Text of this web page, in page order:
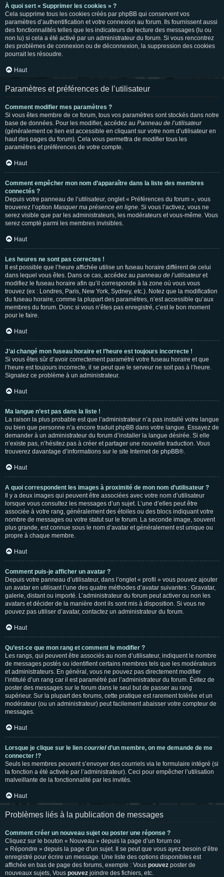
À quoi sert « Supprimer les cookies » ?
Cela supprime tous les cookies créés par phpBB qui conservent vos
paramètres d’authentification et votre connexion au forum. Ils fournissent aussi
des fonctionnalités telles que les indicateurs de lecture des messages (lu ou
non lu) si cela a été activé par un administrateur du forum. Si vous rencontrez
des problèmes de connexion ou de déconnexion, la suppression des cookies
pourrait les résoudre.
Haut
Paramètres et préférences de l’utilisateur
Comment modifier mes paramètres ?
Si vous êtes membre de ce forum, tous vos paramètres sont stockés dans notre
base de données. Pour les modifier, accédez au Panneau de l’utilisateur
(généralement ce lien est accessible en cliquant sur votre nom d’utilisateur en
haut des pages du forum). Cela vous permettra de modifier tous les
paramètres et préférences de votre compte.
Haut
Comment empêcher mon nom d’apparaître dans la liste des membres
connectés ?
Depuis votre panneau de l’utilisateur, onglet « Préférences du forum », vous
trouverez l’option Masquer ma présence en ligne. Si vous l’activez, vous ne
serez visible que par les administrateurs, les modérateurs et vous-même. Vous
serez compté parmi les membres invisibles.
Haut
Les heures ne sont pas correctes !
Il est possible que l’heure affichée utilise un fuseau horaire différent de celui
dans lequel vous êtes. Dans ce cas, accédez au panneau de l’utilisateuret
modifiez le fuseau horaire afin qu’il corresponde à la zone où vous vous
trouvez (ex : Londres, Paris, New York, Sydney, etc.). Notez que la modification
du fuseau horaire, comme la plupart des paramètres, n’est accessible qu’aux
membres du forum. Donc si vous n’êtes pas enregistré, c’est le bon moment
pour le faire.
Haut
J’ai changé mon fuseau horaire et l’heure est toujours incorrecte !
Si vous êtes sûr d’avoir correctement paramétré votre fuseau horaire et que
l’heure est toujours incorrecte, il se peut que le serveur ne soit pas à l’heure.
Signalez ce problème à un administrateur.
Haut
Ma langue n’est pas dans la liste !
La raison la plus probable est que l’administrateur n’a pas installé votre langue
ou bien que personne n’a encore traduit phpBB dans votre langue. Essayez de
demander à un administrateur du forum d’installer la langue désirée. Si elle
n’existe pas, n’hésitez pas à créer et partager une nouvelle traduction. Vous
trouverez davantage d’informations sur le site Internet de phpBB®.
Haut
A quoi correspondent les images à proximité de mon nom d’utilisateur ?
Il y a deux images qui peuvent être associées avec votre nom d’utilisateur
lorsque vous consultez les messages d’un sujet. L’une d’elles peut être
associée à votre rang, généralement des étoiles ou des blocs indiquant votre
nombre de messages ou votre statut sur le forum. La seconde image, souvent
plus grande, est connue sous le nom d’avatar et généralement est unique ou
propre à chaque membre.
Haut
Comment puis-je afficher un avatar ?
Depuis votre panneau d’utilisateur, dans l’onglet « profil » vous pouvez ajouter
un avatar en utilisant l’une des quatre méthodes d’avatar suivantes : Gravatar,
galerie, distant ou importé. L’administrateur du forum peut activer ou non les
avatars et décider de la manière dont ils sont mis à disposition. Si vous ne
pouvez pas utiliser d’avatar, contactez un administrateur du forum.
Haut
Qu’est-ce que mon rang et comment le modifier ?
Les rangs, qui peuvent être associés au nom d’utilisateur, indiquent le nombre
de messages postés ou identifient certains membres tels que les modérateurs
et administrateurs. En général, vous ne pouvez pas directement modifier
l’intitulé d’un rang car il est paramétré par l’administrateur du forum. Évitez de
poster des messages sur le forum dans le seul but de passer au rang
supérieur. Sur la plupart des forums, cette pratique est rarement tolérée et un
modérateur (ou un administrateur) peut facilement abaisser votre compteur de
messages.
Haut
Lorsque je clique sur le lien courrield’un membre, on me demande de me
connecter !?
Seuls les membres peuvent s’envoyer des courriels via le formulaire intégré (si
la fonction a été activée par l’administrateur). Ceci pour empêcher l’utilisation
malveillante de la fonctionnalité par les invités.
Haut
Problèmes liés à la publication de messages
Comment créer un nouveau sujet ou poster une réponse ?
Cliquez sur le bouton « Nouveau » depuis la page d’un forum ou
« Répondre » depuis la page d’un sujet. Il se peut que vous ayez besoin d’être
enregistré pour écrire un message. Une liste des options disponibles est
affichée en bas de page des forums, exemple : Vous pouvez poster de
nouveaux sujets, Vous pouvez joindre des fichiers, etc.